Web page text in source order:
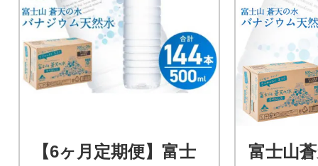
【6ヶ月定期便】富士
富士山